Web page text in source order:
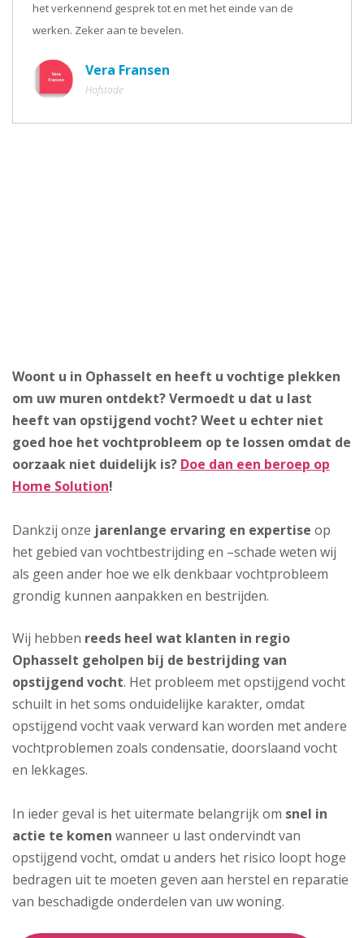
het verkennend gesprek tot en met het einde van de
werken. Zeker aan te bevelen.
Vera Fransen
Hofstade
Woont u in Ophasselt en heeft u vochtige plekken
om uw muren ontdekt? Vermoedt u dat u last
heeft van opstijgend vocht? Weet u echter niet
goed hoe het vochtprobleem op te lossen omdat de
oorzaak niet duidelijk is? Doe dan een beroep op
Home Solution!
Dankzij onze jarenlange ervaring en expertise op
het gebied van vochtbestrijding en –schade weten wij
als geen ander hoe we elk denkbaar vochtprobleem
grondig kunnen aanpakken en bestrijden.
Wij hebben reeds heel wat klanten in regio
Ophasselt geholpen bij de bestrijding van
opstijgend vocht. Het probleem met opstijgend vocht
schuilt in het soms onduidelijke karakter, omdat
opstijgend vocht vaak verward kan worden met andere
vochtproblemen zoals condensatie, doorslaand vocht
en lekkages.
In ieder geval is het uitermate belangrijk om snel in
actie te komen wanneer u last ondervindt van
opstijgend vocht, omdat u anders het risico loopt hoge
bedragen uit te moeten geven aan herstel en reparatie
van beschadigde onderdelen van uw woning.